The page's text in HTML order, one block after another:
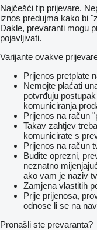
Najčešći tip prijevare.
iznos predujma kako bi
Dakle, prevaranti mogu
pojavljivati.
Varijante ovakve
Prijenos pretplate
Nemojte plaćati
potvrđuju
komuniciranja
Prijenos na račun
Takav zahtjev
komunicirate s
Prijenos na račun
Budite oprezni,
neznatno
ako vam je naziv
Zamjena vlastitih
Prije prijenosa,
odnose li se na
Pronašli ste prevaranta?